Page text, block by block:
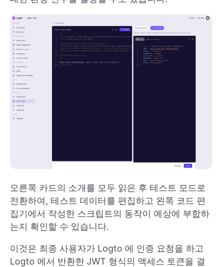
오른쪽 카드의 소개를 모두 읽은 후 테스트 모드로
전환하여, 테스트 데이터를 편집하고 왼쪽 코드 편
집기에서 작성한 스크립트의 동작이 예상에 부합하
는지 확인할 수 있습니다.
이것은 최종 사용자가 Logto 에 인증 요청을 하고
Logto 에서 반환한 JWT 형식의 액세스 토큰을 결